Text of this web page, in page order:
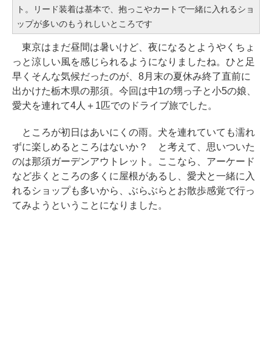
ト。リード装着は基本で、抱っこやカートで一緒に入れるショ
ップが多いのもうれしいところです
東京はまだ昼間は暑いけど、夜になるとようやくちょ
っと涼しい風を感じられるようになりましたね。ひと足
早くそんな気候だったのが、8月末の夏休み終了直前に
出かけた栃木県の那須。今回は中1の甥っ子と小5の娘、
愛犬を連れて4人＋1匹でのドライブ旅でした。
ところが初日はあいにくの雨。犬を連れていても濡れ
ずに楽しめるところはないか？ と考えて、思いついた
のは那須ガーデンアウトレット。ここなら、アーケード
など歩くところの多くに屋根があるし、愛犬と一緒に入
れるショップも多いから、ぶらぶらとお散歩感覚で行っ
てみようということになりました。